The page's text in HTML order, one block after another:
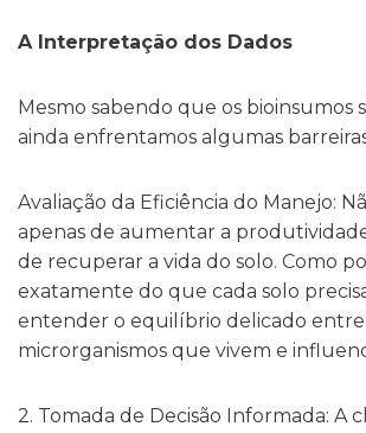
A Interpretação dos Dados
Mesmo sabendo que os bioinsumos
ainda enfrentamos algumas
Avaliação da Eficiência do Manejo:
apenas de aumentar a
de recuperar a vida do solo. Como
exatamente do que cada solo
entender o equilíbrio delicado entre
microrganismos que vivem e
2. Tomada de Decisão Informada: A